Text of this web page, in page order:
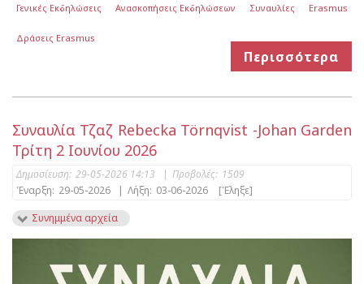
Γενικές Εκδηλώσεις Ανασκοπήσεις Εκδηλώσεων Συναυλίες Erasmus
Δράσεις Erasmus
Περισσότερα
Συναυλία Τζαζ Rebecka Törnqvist -Johan Garden
Τρίτη 2 Ιουνίου 2026
Δημοσίευση: 29-05-2026 14:13 | Προβολές: 1509
Έναρξη: 29-05-2026 | Λήξη: 03-06-2026
[Έληξε]
Συνημμένα αρχεία